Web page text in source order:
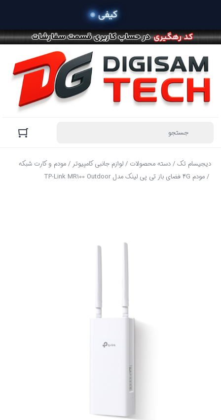
دیجیسام تک/دسته محصولات /لوازم جانبی کامپیوتر/مودم و کارت شبکه
/ مودم 4G فضای باز تی پی لینک مدل TP-Link MR100 Outdoor
خری